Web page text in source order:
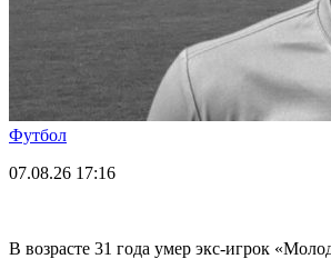
Футбол
07.08.26 17:16
В возрасте 31 года умер экс-игрок